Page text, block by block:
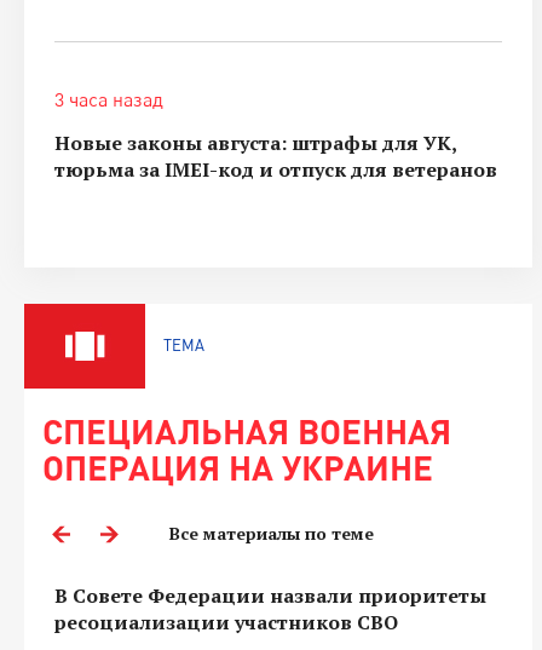
3 часа назад
Новые законы августа: штрафы для УК,
тюрьма за IMEI-код и отпуск для ветеранов
ТЕМА
СПЕЦИАЛЬНАЯ ВОЕННАЯ
ОПЕРАЦИЯ НА УКРАИНЕ
Все материалы по теме
В Совете Федерации назвали приоритеты
ресоциализации участников СВО